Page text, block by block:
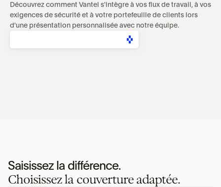
Découvrez comment Vantel s'intègre à vos flux de travail, à vos
exigences de sécurité et à votre portefeuille de clients lors
d'une présentation personnalisée avec notre équipe.
Saisissez la différence.
Choisissez la couverture adaptée.